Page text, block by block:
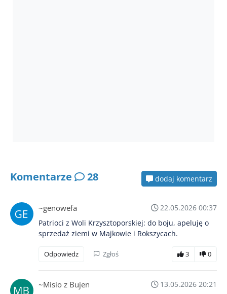
Komentarze 28 dodaj komentarz
~genowefa
22.05.2026 00:37
Patrioci z Woli Krzysztoporskiej: do boju, apeluję o
sprzedaż ziemi w Majkowie i Rokszycach.
Odpowiedz Zgłoś 3 0
~Misio z Bujen
13.05.2026 20:21